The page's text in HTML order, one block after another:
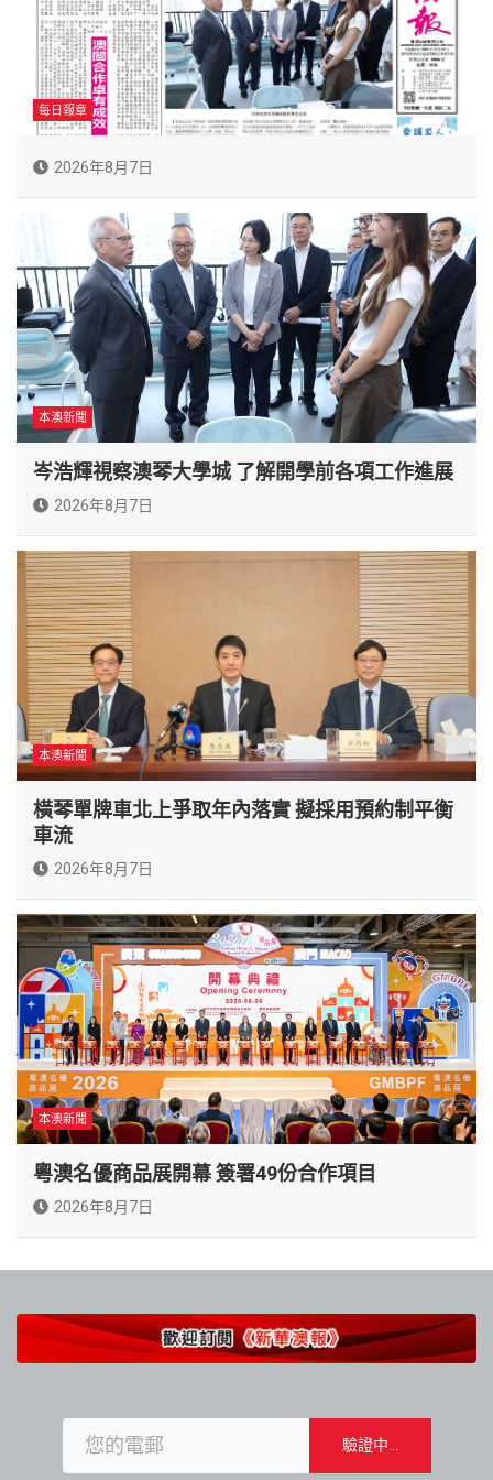
每日報章
2026年8月7日
本澳新聞
岑浩輝視察澳琴大學城 了解開學前各項工作進展
2026年8月7日
本澳新聞
橫琴單牌車北上爭取年內落實 擬採用預約制平衡
車流
2026年8月7日
本澳新聞
粵澳名優商品展開幕 簽署49份合作項目
2026年8月7日